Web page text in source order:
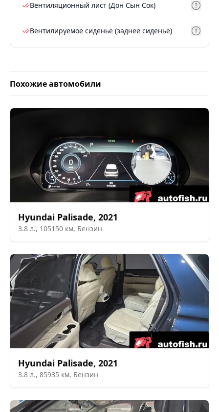
Вентиляционный лист (Дон Сын Сок)
Вентилируемое сиденье (заднее сиденье)
Похожие автомобили
Hyundai Palisade, 2021
3.8 л., 105150 км, Бензин
Hyundai Palisade, 2021
3.8 л., 85935 км, Бензин